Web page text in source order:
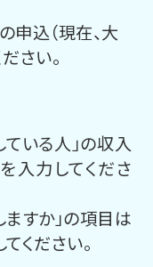
申込（現在、大
さい。
いる人」の収入
入力してくださ
すか」の項目は
ください。